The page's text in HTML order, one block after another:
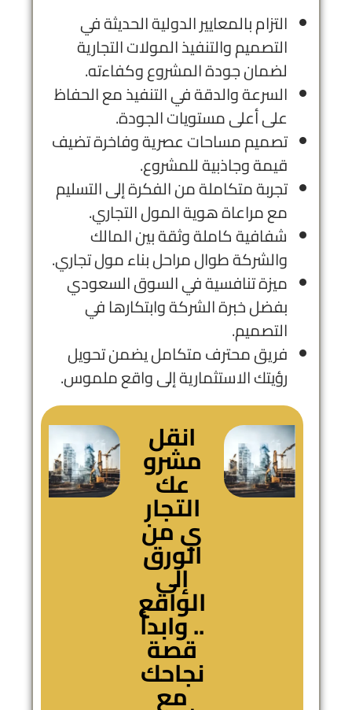
التزام بالمعايير الدولية الحديثة في
التصميم والتنفيذ المولات التجارية
لضمان جودة المشروع وكفاءته.
السرعة والدقة في التنفيذ مع الحفاظ
على أعلى مستويات الجودة.
تصميم مساحات عصرية وفاخرة تضيف
قيمة وجاذبية للمشروع.
تجربة متكاملة من الفكرة إلى التسليم
مع مراعاة هوية المول التجاري.
شفافية كاملة وثقة بين المالك
والشركة طوال مراحل بناء مول تجاري.
ميزة تنافسية في السوق السعودي
بفضل خبرة الشركة وابتكارها في
التصميم.
فريق محترف متكامل يضمن تحويل
رؤيتك الاستثمارية إلى واقع ملموس.
انقل
مشرو
عك
التجار
ي من
الورق
إلى
الواقع
.. وابدأ
قصة
نجاحك
مع